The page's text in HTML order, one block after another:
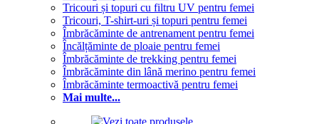
Tricouri și topuri cu filtru UV pentru femei
Tricouri, T-shirt-uri și topuri pentru femei
Îmbrăcăminte de antrenament pentru femei
Încălțăminte de ploaie pentru femei
Îmbrăcăminte de trekking pentru femei
Îmbrăcăminte din lână merino pentru femei
Îmbrăcăminte termoactivă pentru femei
Mai multe...